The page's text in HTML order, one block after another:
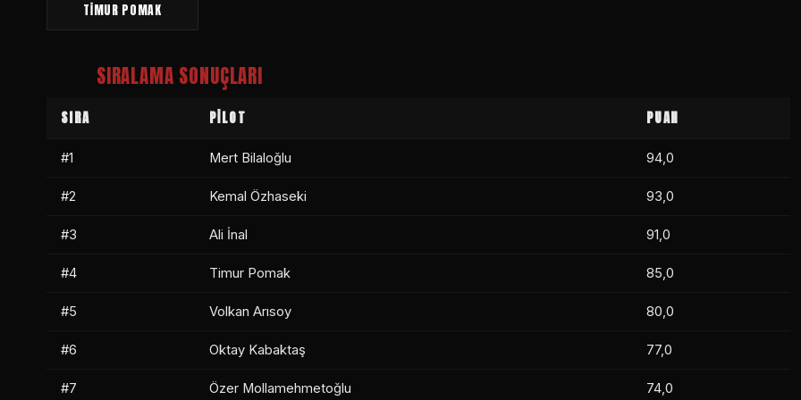
TİMUR POMAK
SIRALAMA SONUÇLARI
SIRA PİLOT PUAN
#1 Mert Bilaloğlu 94,0
#2 Kemal Özhaseki 93,0
#3 Ali İnal 91,0
#4 Timur Pomak 85,0
#5 Volkan Arısoy 80,0
#6 Oktay Kabaktaş 77,0
#7 Özer Mollamehmetoğlu 74,0